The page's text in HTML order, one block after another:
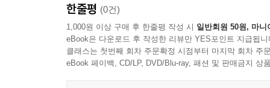
한줄평 (0건)
1,000원 이상 구매 후 한줄평 작성 시 일반회원 50원, 마니
eBook은 다운로드 후 작성한 리뷰만 YES포인트 지급됩니
클래스는 첫번째 회차 주문확정 시점부터 마지막 회차 주
eBook 페이백, CD/LP, DVD/Blu-ray, 패션 및 판매금지 상